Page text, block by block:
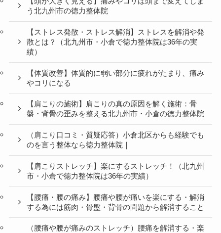
う北九州市の徳力整体院
【ストレス発散・ストレス解消】ストレスを解消や発
散とは？（北九州市・小倉で徳力整体院は36年の実
績）
【体質改善】体質的に弱い部分に疲れがたまり、痛み
やコリになる
【肩こりの施術】肩こりの真の原因を解く施術：骨
盤・背骨の歪みを整える北九州市・小倉の徳力整体院
（肩こり口コミ・質疑応答）小倉北区からも経験でも
のを言う整体なら徳力整体院｜
【肩こりストレッチ】楽にするストレッチ！（北九州
市・小倉で徳力整体院は36年の実績）
【腰痛・腰の痛み】腰痛や腰が痛いを楽にする・解消
する為には筋肉・骨盤・背骨の問題から解消すること
（腰痛や腰が痛みのストレッチ）腰痛を解消する・楽